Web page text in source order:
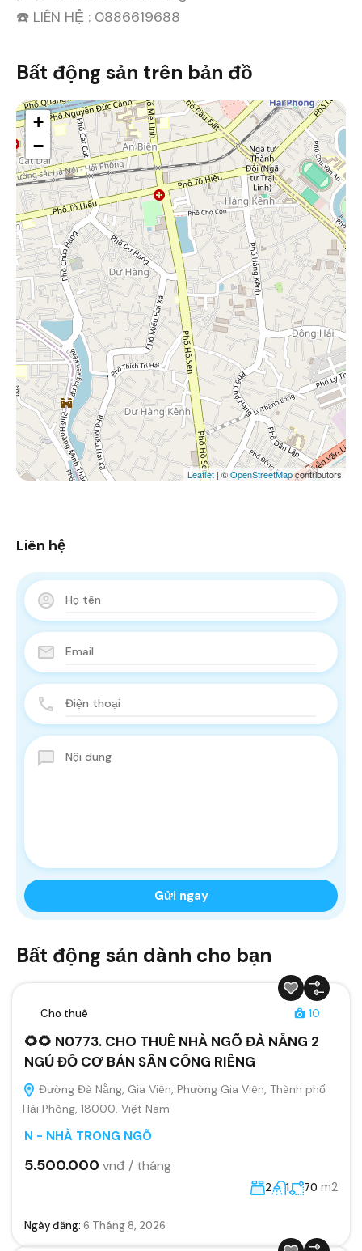
☎️ LIÊN HỆ : 0886619688
Bất động sản trên bản đồ
+
−
Leaflet | ©OpenStreetMapcontributors
Liên hệ
Bất động sản dành cho bạn
Cho thuê 10
🌻🌻 N0773. CHO THUÊ NHÀ NGÕ ĐÀ NẴNG 2
NGỦ ĐỒ CƠ BẢN SÂN CỔNG RIÊNG
Đường Đà Nẵng, Gia Viên, Phường Gia Viên, Thành phố
Hải Phòng, 18000, Việt Nam
N - NHÀ TRONG NGÕ
5.500.000 vnđ / tháng
2 1 70 m2
Ngày đăng: 6 Tháng 8, 2026